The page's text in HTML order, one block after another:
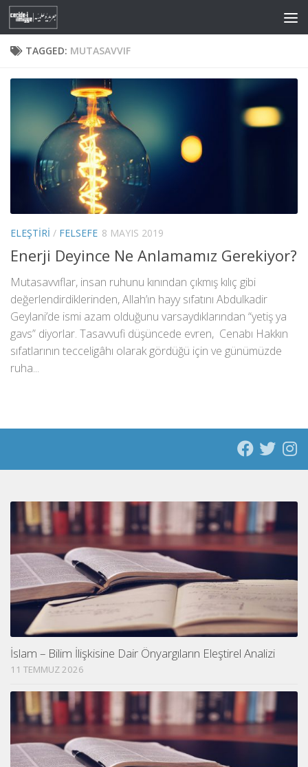
Skip to content
TAGGED: MUTASAVVIF
ELEŞTIRI / FELSEFE 8 MAYIS 2019
Enerji Deyince Ne Anlamamız Gerekiyor?
Mutasavvıflar, insan ruhunu kınından çıkmış kılıç gibi
değerlendirdiklerinden, Allah’ın hayy sıfatını Abdulkadir
Geylani’de ismi azam olduğunu varsaydıklarından “yetiş ya
gavs” diyorlar. Tasavvufi düşüncede evren, Cenabı Hakkın
sıfatlarının tecceligâhı olarak gördüğü için ve günümüzde
ruha...
İslam – Bilim İlişkisine Dair Önyargıların Eleştirel Analizi
11 TEMMUZ 2026